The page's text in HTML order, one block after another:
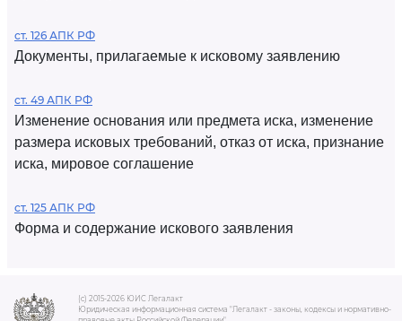
ст. 126 АПК РФ
Документы, прилагаемые к исковому заявлению
ст. 49 АПК РФ
Изменение основания или предмета иска, изменение
размера исковых требований, отказ от иска, признание
иска, мировое соглашение
ст. 125 АПК РФ
Форма и содержание искового заявления
(c) 2015-2026 ЮИС Легалакт
Юридическая информационная система "Легалакт - законы, кодексы и нормативно-